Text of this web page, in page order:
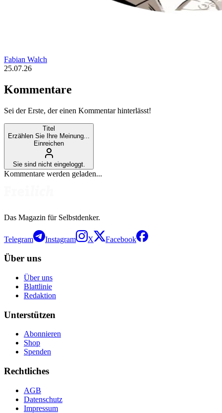
Fabian Walch
25.07.26
Kommentare
Sei der Erste, der einen Kommentar hinterlässt!
Titel
Erzählen Sie Ihre Meinung...
Einreichen
Sie sind nicht eingeloggt.
Kommentare werden geladen...
Das Magazin für Selbstdenker.
Telegram Instagram X Facebook
Über uns
Über uns
Blattlinie
Redaktion
Unterstützen
Abonnieren
Shop
Spenden
Rechtliches
AGB
Datenschutz
Impressum